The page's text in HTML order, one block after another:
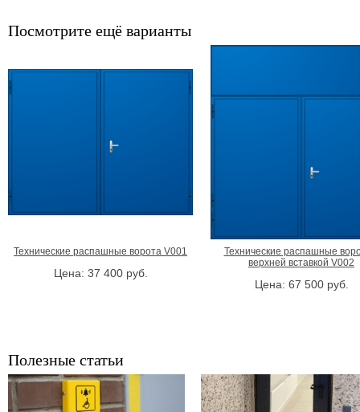
Посмотрите ещё варианты
Технические распашные ворота V001
Цена: 37 400руб.
Технические распашные
верхней вставкой V002
Цена: 67 500руб.
Полезные статьи